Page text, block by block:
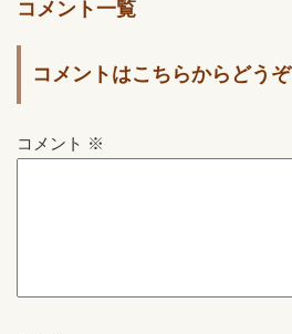
コメント一覧
コメントはこちらからどうぞ
コメント ※